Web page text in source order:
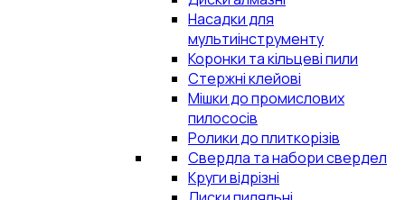
Насадки для
мультиінструменту
Коронки та кільцеві пили
Стержні клейові
Мішки до промислових
пилососів
Ролики до плиткорізів
Свердла та набори свердел
Круги відрізні